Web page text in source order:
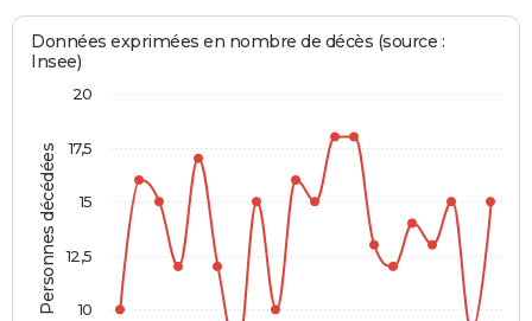
Personnes décédées
Données exprimées en nombre de décès (source :
Insee)
10
12,5
15
17,5
20